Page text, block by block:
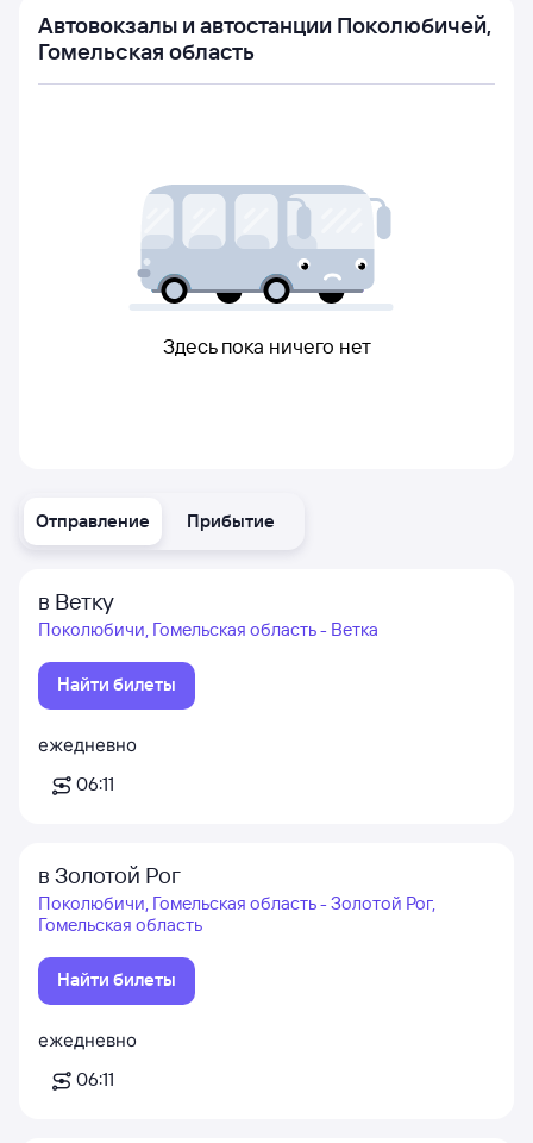
Отправление Прибытие
в Ветку
Поколюбичи, Гомельская область - Ветка
Найти билеты
ежедневно
06:11
в Золотой Рог
Поколюбичи, Гомельская область - Золотой Рог,
Гомельская область
Найти билеты
ежедневно
06:11
Автовокзалы и автостанции Поколюбичей,
Гомельская область
Здесь пока ничего нет